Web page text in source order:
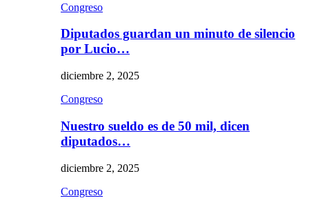
Congreso
Diputados guardan un minuto de silencio
por Lucio…
diciembre 2, 2025
Congreso
Nuestro sueldo es de 50 mil, dicen
diputados…
diciembre 2, 2025
Congreso